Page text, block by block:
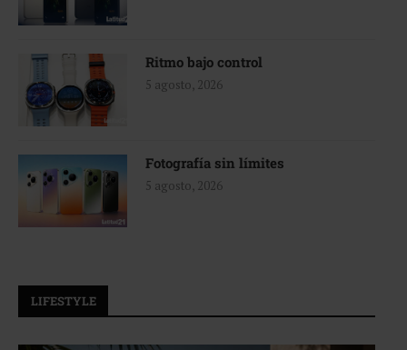
Ritmo bajo control
5 agosto, 2026
Fotografía sin límites
5 agosto, 2026
LIFESTYLE